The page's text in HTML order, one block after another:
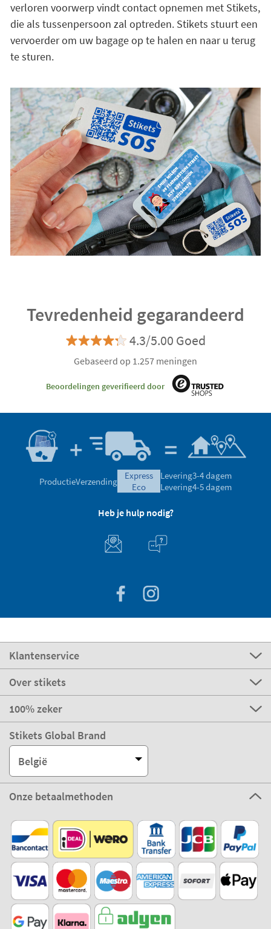
verloren voorwerp vindt contact opnemen met Stikets,
die als tussenpersoon zal optreden. Stikets stuurt een
vervoerder om uw bagage op te halen en naar u terug
te sturen.
Tevredenheid gegarandeerd
4.3/5.00 Goed
Gebaseerd op 1.257 meningen
Beoordelingen geverifieerd door
ProductieVerzending
express
eco
Levering3-4 dagem
Levering4-5 dagem
Heb je hulp nodig?
Klantenservice
Over stikets
100% zeker
Stikets Global Brand
België
Onze betaalmethoden